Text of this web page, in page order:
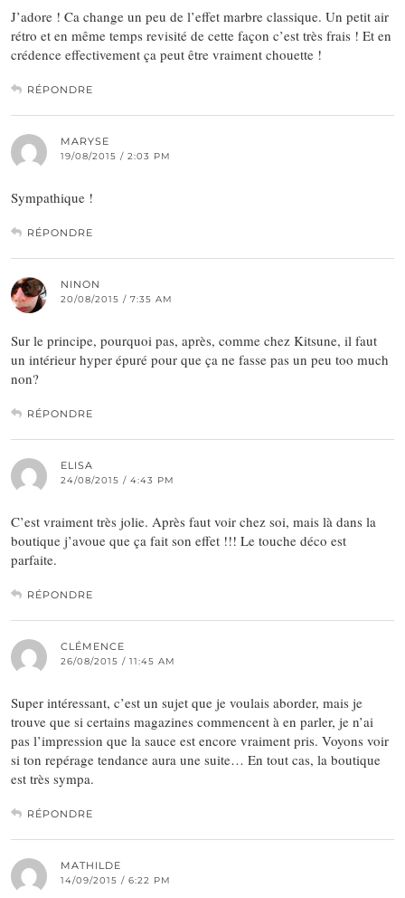
J’adore ! Ca change un peu de l’effet marbre classique. Un petit air
rétro et en même temps revisité de cette façon c’est très frais ! Et en
crédence effectivement ça peut être vraiment chouette !
RÉPONDRE
MARYSE
19/08/2015 / 2:03 PM
Sympathique !
RÉPONDRE
NINON
20/08/2015 / 7:35 AM
Sur le principe, pourquoi pas, après, comme chez Kitsune, il faut
un intérieur hyper épuré pour que ça ne fasse pas un peu too much
non?
RÉPONDRE
ELISA
24/08/2015 / 4:43 PM
C’est vraiment très jolie. Après faut voir chez soi, mais là dans la
boutique j’avoue que ça fait son effet !!! Le touche déco est
parfaite.
RÉPONDRE
CLÉMENCE
26/08/2015 / 11:45 AM
Super intéressant, c’est un sujet que je voulais aborder, mais je
trouve que si certains magazines commencent à en parler, je n’ai
pas l’impression que la sauce est encore vraiment pris. Voyons voir
si ton repérage tendance aura une suite… En tout cas, la boutique
est très sympa.
RÉPONDRE
MATHILDE
14/09/2015 / 6:22 PM